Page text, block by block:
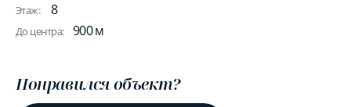
Этаж: 8
До центра: 900 м
Понравился объект?